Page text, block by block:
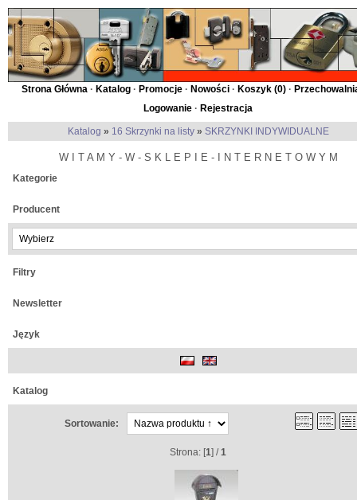
Strona Główna · Katalog · Promocje · Nowości · Koszyk (0) ·
Logowanie · Rejestracja
Katalog » 16 Skrzynki na listy » SKRZYNKI INDYWIDUALNE
W I T A M Y - W - S K L E P I E - I N T E R N E T O W Y M
Kategorie
Producent
Filtry
Newsletter
Język
Katalog
Sortowanie:
Strona: [1] /1